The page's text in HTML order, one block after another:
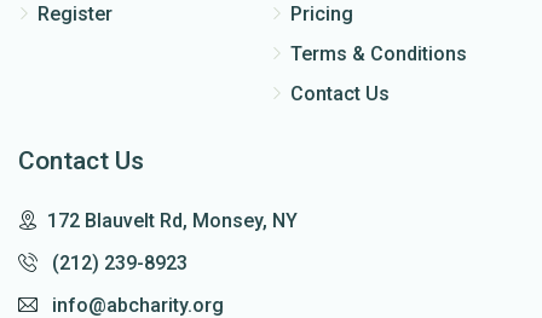
Register
Pricing
Terms & Conditions
Contact Us
Contact Us
172 Blauvelt Rd, Monsey, NY
(212) 239-8923
info@abcharity.org